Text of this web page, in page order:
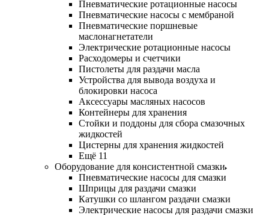
Пневматические ротационные насосы
Пневматические насосы с мембраной
Пневматические поршневые
маслонагнетатели
Электрические ротационные насосы
Расходомеры и счетчики
Пистолеты для раздачи масла
Устройства для вывода воздуха и
блокировки насоса
Аксессуары масляных насосов
Контейнеры для хранения
Стойки и поддоны для сбора смазочных
жидкостей
Цистерны для хранения жидкостей
Ещё 11
Оборудование для консистентной смазки
Пневматические насосы для смазки
Шприцы для раздачи смазки
Катушки со шлангом раздачи смазки
Электрические насосы для раздачи смазки